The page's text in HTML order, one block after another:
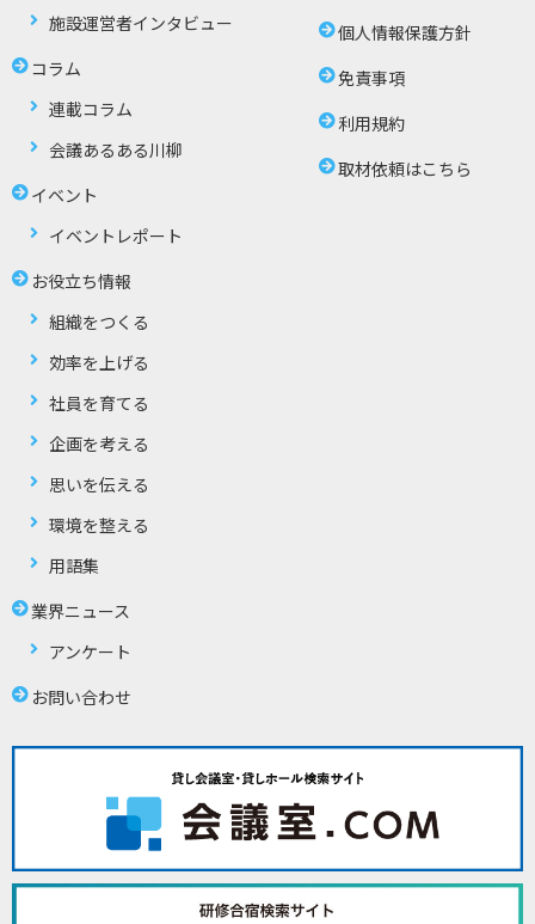
施設運営者インタビュー
コラム
連載コラム
会議あるある川柳
イベント
イベントレポート
お役立ち情報
組織をつくる
効率を上げる
社員を育てる
企画を考える
思いを伝える
環境を整える
用語集
業界ニュース
アンケート
お問い合わせ
個人情報保護方針
免責事項
利用規約
取材依頼はこちら